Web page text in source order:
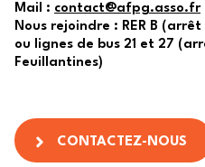
Mail : contact@afpg.asso.fr
Nous rejoindre : RER B
ou lignes de bus 21 et 27
Feuillantines)
CONTACTEZ-NOUS